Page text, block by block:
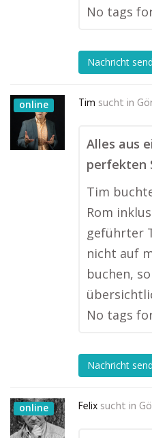
No tags
Nachricht
online Tim sucht in
Alles aus
perfekten
Tim
Rom
geführter
nicht auf
buchen,
No tags
Nachricht
online Felix sucht in